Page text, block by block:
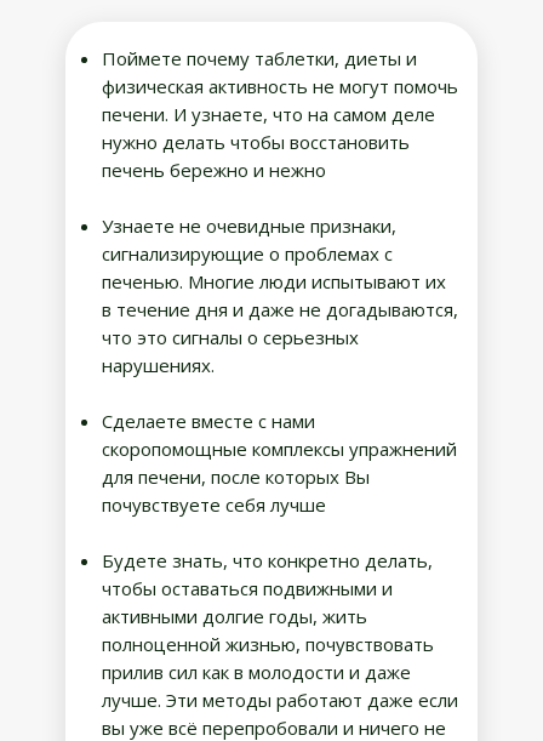
Поймете почему таблетки, диеты и
физическая активность не могут помочь
печени. И узнаете, что на самом деле
нужно делать чтобы восстановить
печень бережно и нежно
Узнаете не очевидные признаки,
сигнализирующие о проблемах с
печенью. Многие люди испытывают их
в течение дня и даже не догадываются,
что это сигналы о серьезных
нарушениях.
Сделаете вместе с нами
скоропомощные комплексы упражнений
для печени, после которых Вы
почувствуете себя лучше
Будете знать, что конкретно делать,
чтобы оставаться подвижными и
активными долгие годы, жить
полноценной жизнью, почувствовать
прилив сил как в молодости и даже
лучше. Эти методы работают даже если
вы уже всё перепробовали и ничего не